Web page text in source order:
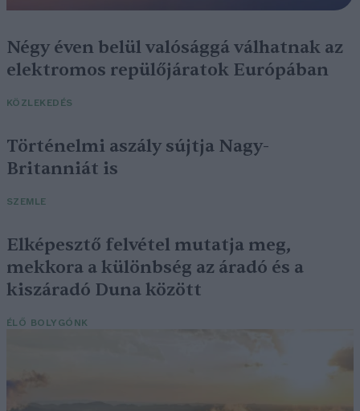
Négy éven belül valósággá válhatnak az
elektromos repülőjáratok Európában
KÖZLEKEDÉS
Történelmi aszály sújtja Nagy-
Britanniát is
SZEMLE
Elképesztő felvétel mutatja meg,
mekkora a különbség az áradó és a
kiszáradó Duna között
ÉLŐ BOLYGÓNK